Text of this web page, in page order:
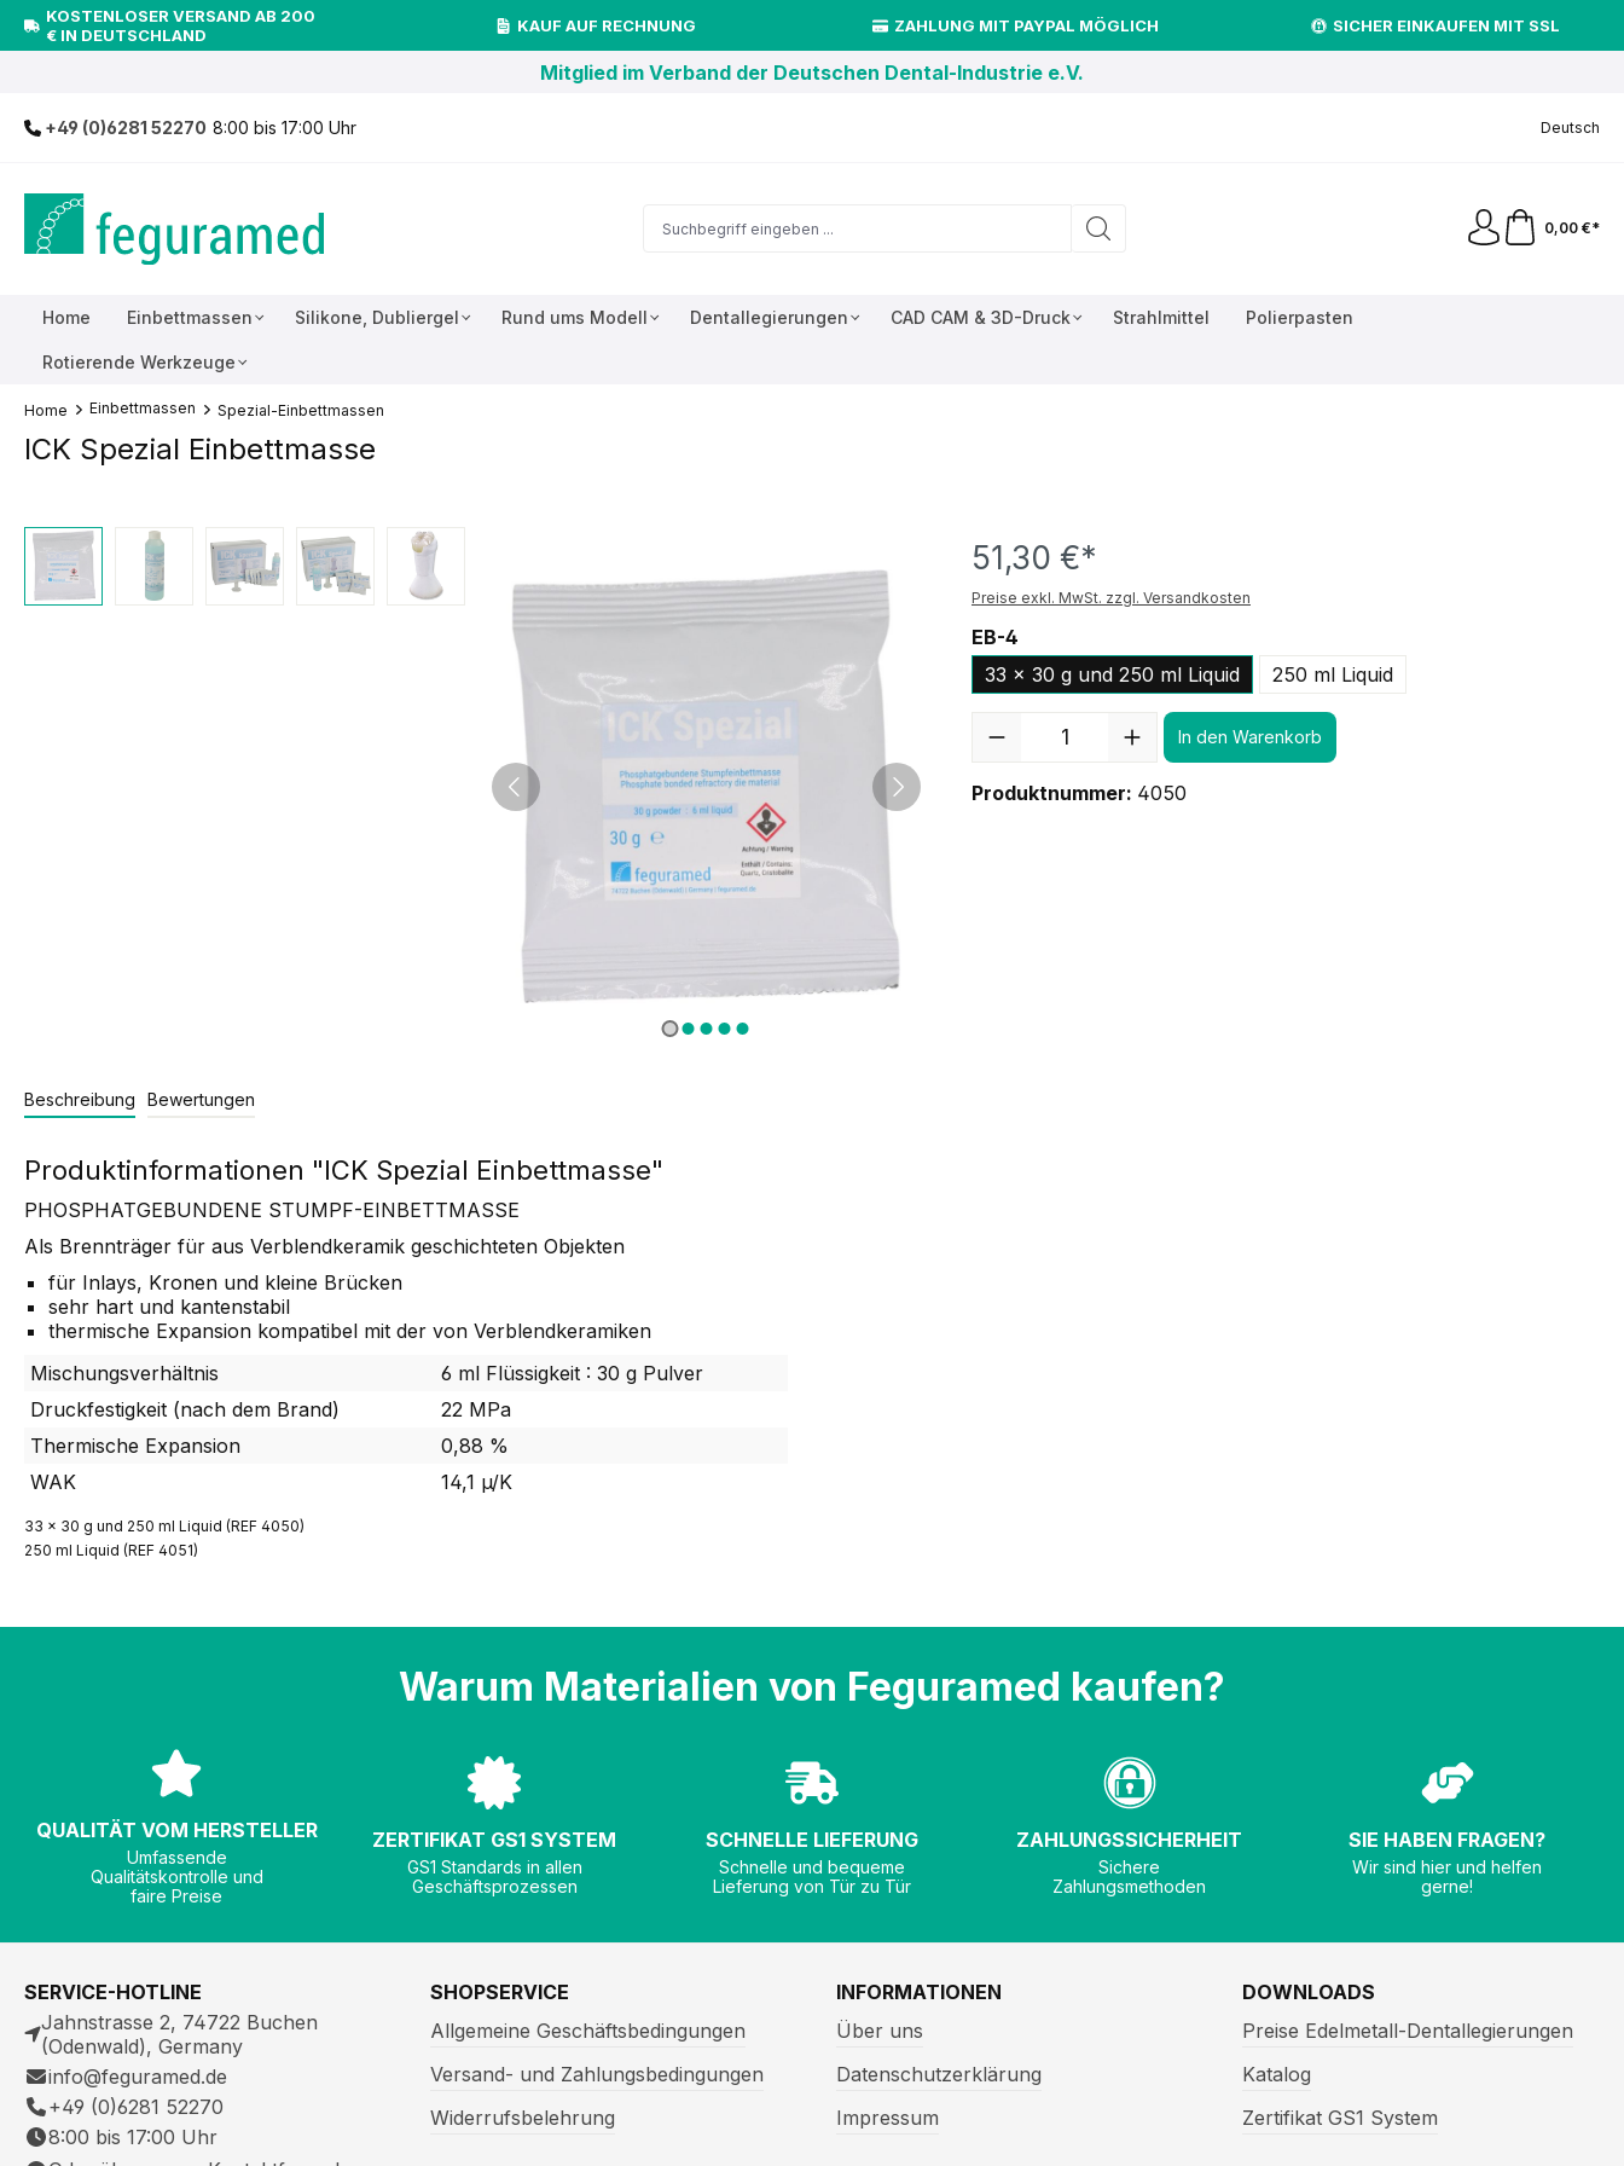
springen
KOSTENLOSER VERSAND AB 200
€ IN DEUTSCHLAND
KAUF AUF RECHNUNG ZAHLUNG MIT PAYPAL MÖGLICH SICHER EINKAUFEN MIT SSL
Mitglied im Verband der Deutschen Dental-Industrie e.V.
+49 (0)6281 52270 8:00 bis 17:00 Uhr Deutsch
0,00 €*
Home Einbettmassen Silikone, Dubliergel Rund ums Modell Dentallegierungen CAD CAM & 3D-Druck Strahlmittel Polierpasten
Rotierende Werkzeuge
Home Einbettmassen Spezial-Einbettmassen
ICK Spezial Einbettmasse
51,30 €*
Preise exkl. MwSt. zzgl. Versandkosten
EB-4
33 x 30 g und 250 ml Liquid
250 ml Liquid
In den Warenkorb
Produktnummer: 4050
Beschreibung Bewertungen
Produktinformationen "ICK Spezial Einbettmasse"
PHOSPHATGEBUNDENE STUMPF-EINBETTMASSE
Als Brennträger für aus Verblendkeramik geschichteten Objekten
für Inlays, Kronen und kleine Brücken
sehr hart und kantenstabil
thermische Expansion kompatibel mit der von Verblendkeramiken
Mischungsverhältnis
6 ml Flüssigkeit : 30 g Pulver
Druckfestigkeit (nach dem Brand)
22 MPa
Thermische Expansion
0,88 %
WAK
14,1 µ/K
33 x 30 g und 250 ml Liquid (REF 4050)
250 ml Liquid (REF 4051)
Warum Materialien von Feguramed kaufen?
QUALITÄT VOM HERSTELLER
Umfassende
Qualitätskontrolle und
faire Preise
ZERTIFIKAT GS1 SYSTEM
GS1 Standards in allen
Geschäftsprozessen
SCHNELLE LIEFERUNG
Schnelle und bequeme
Lieferung von Tür zu Tür
ZAHLUNGSSICHERHEIT
Sichere
Zahlungsmethoden
SIE HABEN FRAGEN?
Wir sind hier und helfen
gerne!
SERVICE-HOTLINE
Jahnstrasse 2, 74722 Buchen
(Odenwald), Germany
info@feguramed.de
+49 (0)6281 52270
8:00 bis 17:00 Uhr
SHOPSERVICE
Allgemeine Geschäftsbedingungen
Versand- und Zahlungsbedingungen
Widerrufsbelehrung
INFORMATIONEN
Über uns
Datenschutzerklärung
Impressum
DOWNLOADS
Preise Edelmetall-Dentallegierungen
Katalog
Zertifikat GS1 System